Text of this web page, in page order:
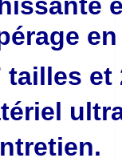
en
et